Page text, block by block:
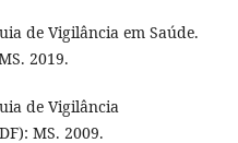
de Vigilância em Saúde.
2019.
de Vigilância
MS. 2009.